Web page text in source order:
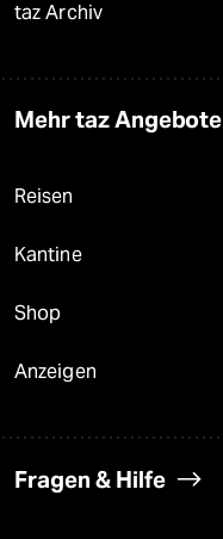
taz Archiv
Mehr taz Angebote
Reisen
Kantine
Shop
Anzeigen
Fragen & Hilfe